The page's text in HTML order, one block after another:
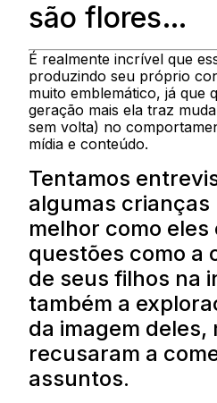
são flores…
É realmente incrível que
produzindo seu próprio
muito emblemático, já que
geração mais ela traz
sem volta) no
mídia e conteúdo.
Tentamos
algumas
melhor como eles
questões como a
de seus filhos na
também a
da imagem deles,
recusaram a
assuntos.